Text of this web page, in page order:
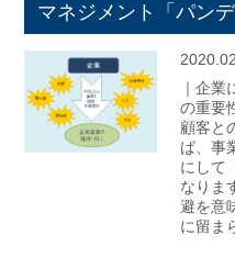
マネジメント「パンデ
｜企
の重要
顧客と
ば、事
にして
なりま
避を意
に留ま